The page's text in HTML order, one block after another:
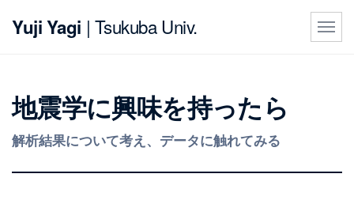
Yuji Yagi | Tsukuba Univ.
地震学に興味を持ったら
解析結果について考え、データに触れてみる